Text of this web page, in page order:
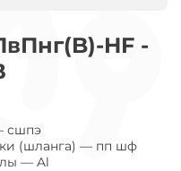
HF -
сшпэ
(шланга) — пп шф
— Al